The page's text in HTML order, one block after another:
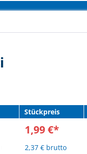
Stückpreis
1,99 €*
2,37 € brutto